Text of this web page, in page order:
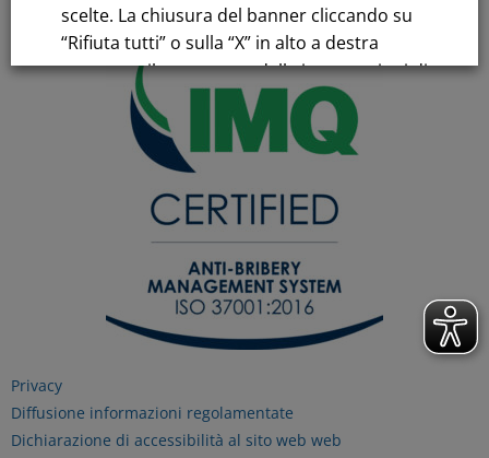
Privacy
Diffusione informazioni regolamentate
Dichiarazione di accessibilità al sito web web
scelte. La chiusura del banner cliccando su
“Rifiuta tutti” o sulla “X” in alto a destra
comporta il permanere delle impostazioni di
default e la continuazione della navigazione
in assenza di cookie o altri strumenti di
tracciamento diversi da quelli tecnici.
Per maggiori informazioni consulta la
Informativa sui dati personali e cookie
GESTISCI I TUOI COOKIES